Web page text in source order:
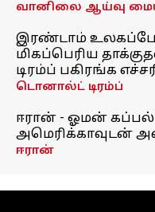
வானிலை ஆய்வு
இரண்டாம்
மிகப்பெரிய
டிரம்ப் பகிரங்க
டொனால்ட் டிரம்ப்
ஈரான் - ஓமன் கப்பல்
அமெரிக்காவுடன்
ஈரான்